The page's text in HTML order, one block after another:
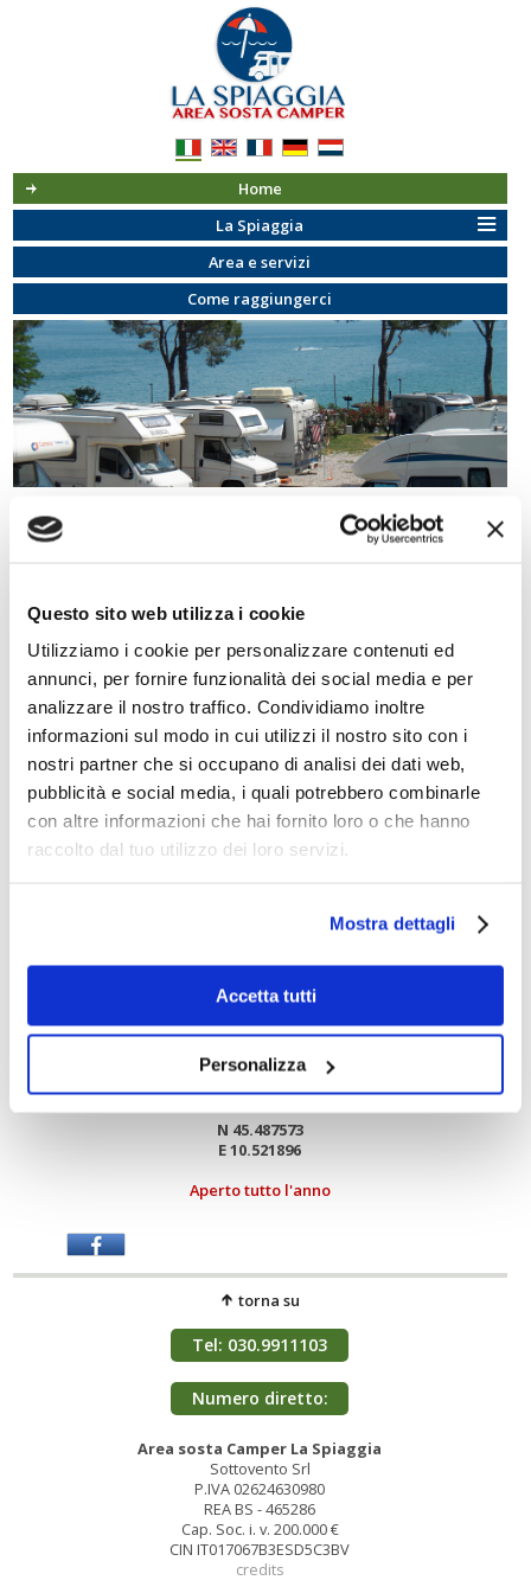
Questo sito web utilizza i cookie
Utilizziamo i cookie per personalizzare contenuti ed
annunci, per fornire funzionalità dei social media e per
analizzare il nostro traffico. Condividiamo inoltre
informazioni sul modo in cui utilizzi il nostro sito con i
nostri partner che si occupano di analisi dei dati web,
pubblicità e social media, i quali potrebbero combinarle
con altre informazioni che hai fornito loro o che hanno
raccolto dal tuo utilizzo dei loro servizi.
Mostra dettagli
Accetta tutti
Personalizza
Home
La Spiaggia
Area e servizi
Come raggiungerci
Area sosta camper La Spiaggia
Desenzano del Garda, Brescia
25015 Desenzano del Garda
Brescia - Italy
Email:info@areacamperlaspiaggia.it
Tel. 030.9911103
N 45.487573
E 10.521896
Aperto tutto l'anno
torna su
Tel: 030.9911103
Numero diretto:
Area sosta Camper La Spiaggia
Sottovento Srl
P.IVA 02624630980
REA BS - 465286
Cap. Soc. i. v. 200.000 €
CIN IT017067B3ESD5C3BV
credits